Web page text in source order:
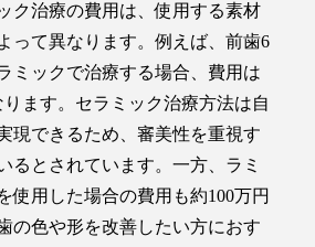
ク治療の費用は、使用する素材
って異なります。例えば、前歯6
ミックで治療する場合、費用は
ります。セラミック治療方法は自
現できるため、審美性を重視す
るとされています。一方、ラミ
使用した場合の費用も約100万円
の色や形を改善したい方におす